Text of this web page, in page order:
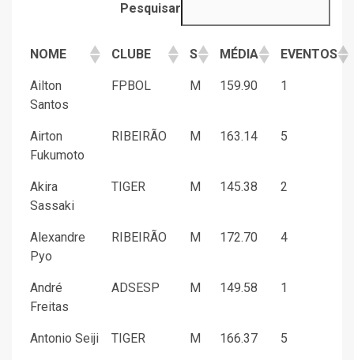
Pesquisar
NOME CLUBE S MÉDIA EVENTOS
Ailton
Santos
FPBOL M 159.90 1
Airton
Fukumoto
RIBEIRÃO M 163.14 5
Akira
Sassaki
TIGER M 145.38 2
Alexandre
Pyo
RIBEIRÃO M 172.70 4
André
Freitas
ADSESP M 149.58 1
Antonio Seiji TIGER M 166.37 5